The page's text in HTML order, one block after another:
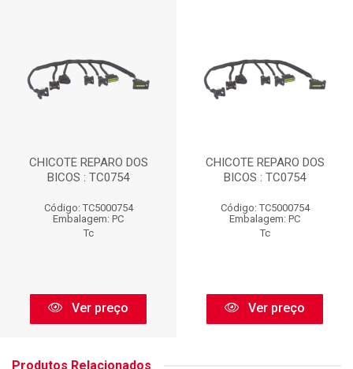
CHICOTE REPARO DOS
BICOS : TC0754
Código: TC5000754
Embalagem: PC
Tc
Ver preço
CHICOTE REPARO DOS
BICOS : TC0754
Código: TC5000754
Embalagem: PC
Tc
Ver preço
Produtos Relacionados